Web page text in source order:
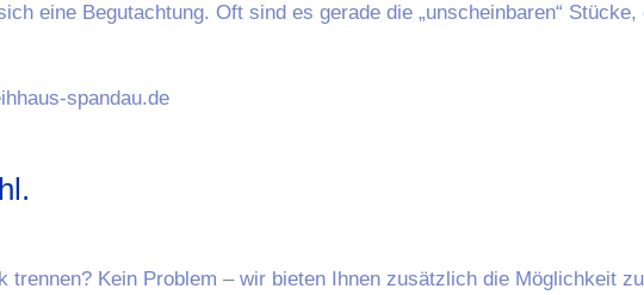
eine Begutachtung. Oft sind es gerade die „unscheinbaren“
spandau.de
Kein Problem – wir bieten Ihnen zusätzlich die Möglichkeit